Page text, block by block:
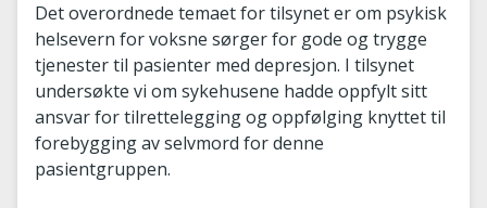
Det overordnede temaet for tilsynet er om psykisk
helsevern for voksne sørger for gode og trygge
tjenester til pasienter med depresjon. I tilsynet
undersøkte vi om sykehusene hadde oppfylt sitt
ansvar for tilrettelegging og oppfølging knyttet til
forebygging av selvmord for denne
pasientgruppen.